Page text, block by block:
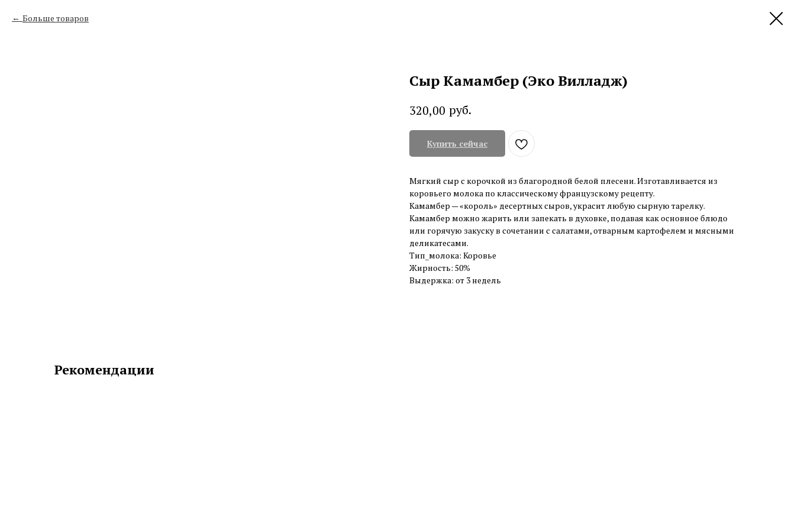
Больше товаров
Сыр Камамбер (Эко Вилладж)
320,00 руб.
Купить сейчас
Мягкий сыр с корочкой из благородной белой плесени. Изготавливается из
коровьего молока по классическому французскому рецепту.
Камамбер — «король» десертных сыров, украсит любую сырную тарелку.
Камамбер можно жарить или запекать в духовке, подавая как основное блюдо
или горячую закуску в сочетании с салатами, отварным картофелем и мясными
деликатесами.
Тип_молока: Коровье
Жирность: 50%
Выдержка: от 3 недель
Рекомендации